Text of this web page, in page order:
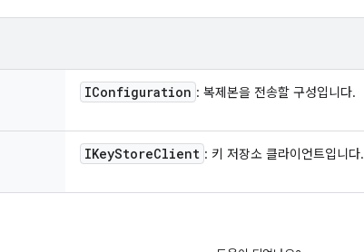
IConfiguration : 복제본을 전송할 구성입니다.
IKeyStoreClient : 키 저장소 클라이언트입니다.